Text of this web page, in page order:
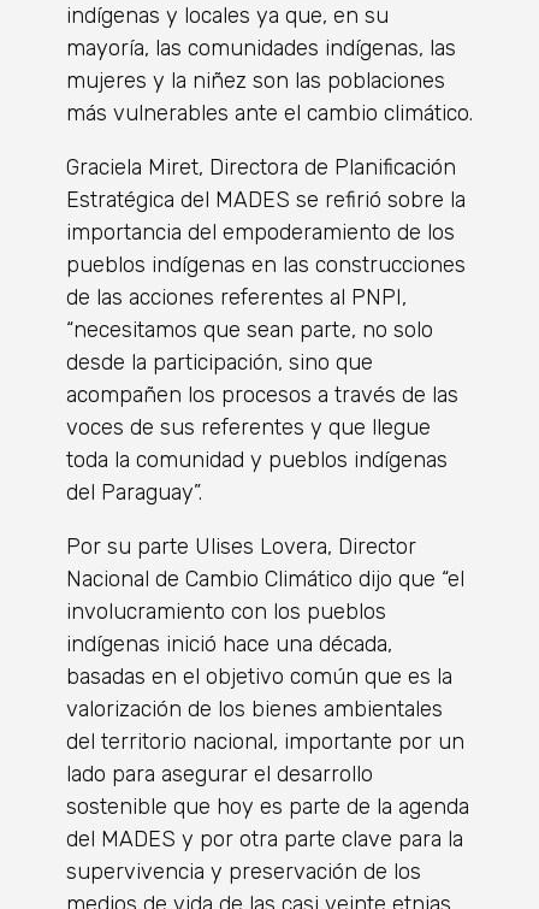
indígenas y locales ya que, en su
mayoría, las comunidades indígenas, las
mujeres y la niñez son las poblaciones
más vulnerables ante el cambio climático.
Graciela Miret, Directora de Planificación
Estratégica del MADES se refirió sobre la
importancia del empoderamiento de los
pueblos indígenas en las construcciones
de las acciones referentes al PNPI,
“necesitamos que sean parte, no solo
desde la participación, sino que
acompañen los procesos a través de las
voces de sus referentes y que llegue
toda la comunidad y pueblos indígenas
del Paraguay”.
Por su parte Ulises Lovera, Director
Nacional de Cambio Climático dijo que “el
involucramiento con los pueblos
indígenas inició hace una década,
basadas en el objetivo común que es la
valorización de los bienes ambientales
del territorio nacional, importante por un
lado para asegurar el desarrollo
sostenible que hoy es parte de la agenda
del MADES y por otra parte clave para la
supervivencia y preservación de los